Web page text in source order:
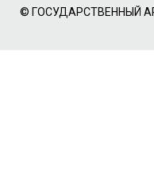
© ГОСУДАРСТВЕННЫЙ